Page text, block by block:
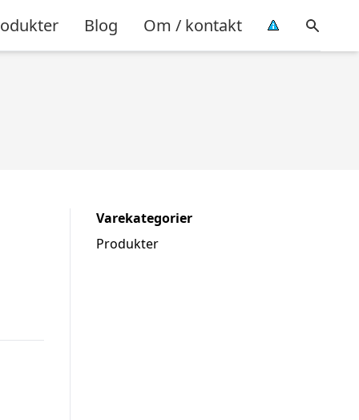
Blog Om / kontakt
Varekategorier
Produkter